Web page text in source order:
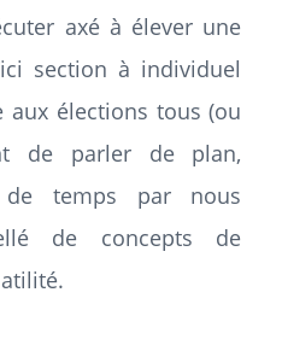
axé à élever une
section à individuel
élections tous (ou
de parler de plan,
temps par nous
de concepts de